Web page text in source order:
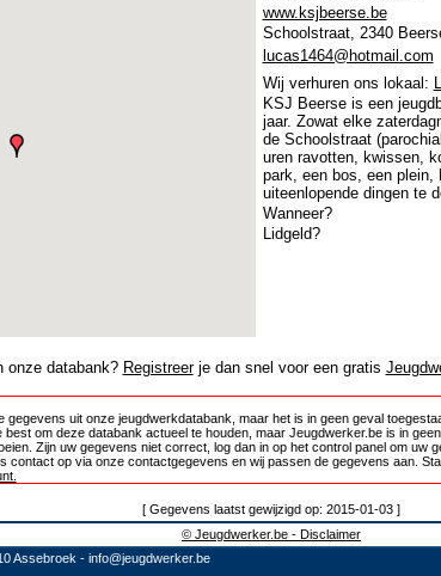
www.ksjbeerse.be
Schoolstraat, 2340
lucas1464@hotmail.com
Wij verhuren ons lokaal:
KSJ Beerse is een
jaar. Zowat elke
de Schoolstraat
uren ravotten, kwissen,
park, een bos, een plein,
uiteenlopende dingen te
Wanneer?
Lidgeld?
onze databank? Registreerje dan snel voor een gratis
gegevens uit onze jeugdwerkdatabank, maar het is in geen geval
best om deze databank actueel te houden, maar Jeugdwerker.be is in
Zijn uw gegevens niet correct, log dan in op het control panel om uw
contact op via onze contactgegevens en wij passen de gegevens aan.
[ Gegevens laatst gewijzigd op: 2015-01-03 ]
© Jeugdwerker.be - Disclaimer
Assebroek - info@jeugdwerker.be